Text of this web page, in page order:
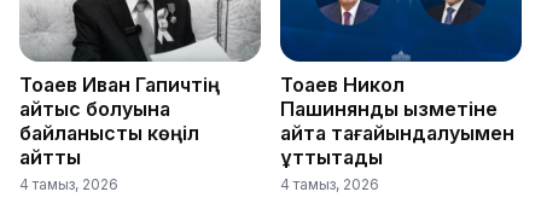
Тоқаев Иван Гапичтің
қайтыс болуына
байланысты көңіл
айтты
4 тамыз, 2026
Тоқаев Никол
Пашинянды қызметіне
қайта тағайындалуымен
құттықтады
4 тамыз, 2026